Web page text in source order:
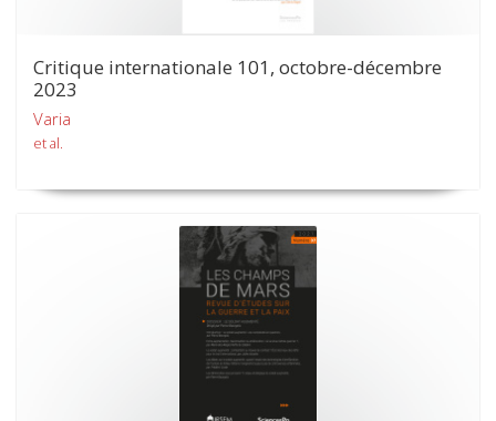
Critique internationale 101, octobre-décembre
2023
Varia
et al.